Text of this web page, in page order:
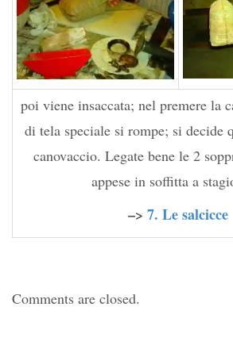
poi viene insaccata; nel premere la
di tela speciale si rompe; si decide
canovaccio. Legate bene le 2
appese in soffitta a
–> 7. Le salcicce
Comments are closed.